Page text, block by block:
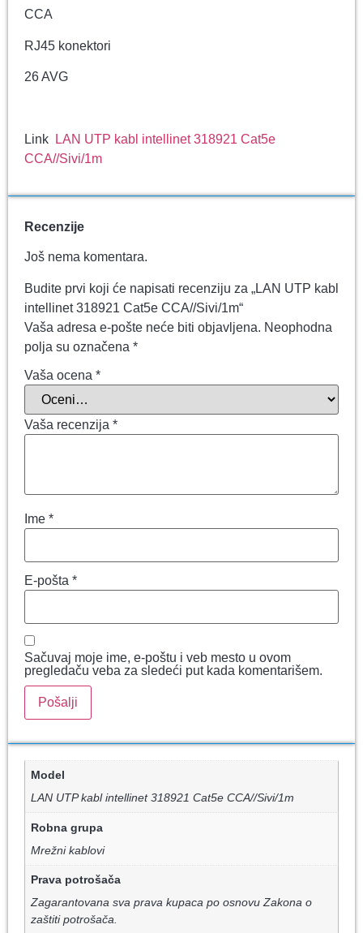
CCA
RJ45 konektori
26 AVG
Link
LAN UTP kabl intellinet 318921 Cat5e
CCA//Sivi/1m
Recenzije
Još nema komentara.
Budite prvi koji će napisati recenziju za „LAN UTP kabl
intellinet 318921 Cat5e CCA//Sivi/1m“
Vaša adresa e-pošte neće biti objavljena. Neophodna
polja su označena *
Vaša ocena *
Vaša recenzija *
Ime *
E-pošta *
Sačuvaj moje ime, e-poštu i veb mesto u ovom
pregledaču veba za sledeći put kada komentarišem.
Model
LAN UTP kabl intellinet 318921 Cat5e CCA//Sivi/1m
Robna grupa
Mrežni kablovi
Prava potrošača
Zagarantovana sva prava kupaca po osnovu Zakona o
zaštiti potrošača.